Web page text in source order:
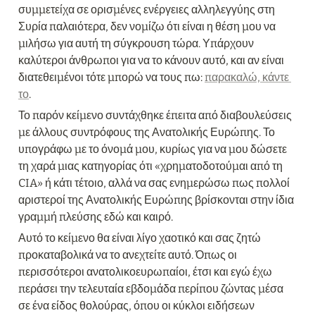
συμμετείχα σε ορισμένες ενέργειες αλληλεγγύης στη
Συρία παλαιότερα, δεν νομίζω ότι είναι η θέση μου να
μιλήσω για αυτή τη σύγκρουση τώρα. Υπάρχουν
καλύτεροι άνθρωποι για να το κάνουν αυτό, και αν είναι
διατεθειμένοι τότε μπορώ να τους πω: παρακαλώ, κάντε
το.
Το παρόν κείμενο συντάχθηκε έπειτα από διαβουλεύσεις
με άλλους συντρόφους της Ανατολικής Ευρώπης. Το
υπογράφω με το όνομά μου, κυρίως για να μου δώσετε
τη χαρά μιας κατηγορίας ότι «χρηματοδοτούμαι από τη
CIA» ή κάτι τέτοιο, αλλά να σας ενημερώσω πως πολλοί
αριστεροί της Ανατολικής Ευρώπης βρίσκονται στην ίδια
γραμμή πλεύσης εδώ και καιρό.
Αυτό το κείμενο θα είναι λίγο χαοτικό και σας ζητώ
προκαταβολικά να το ανεχτείτε αυτό. Όπως οι
περισσότεροι ανατολικοευρωπαίοι, έτσι και εγώ έχω
περάσει την τελευταία εβδομάδα περίπου ζώντας μέσα
σε ένα είδος θολούρας, όπου οι κύκλοι ειδήσεων